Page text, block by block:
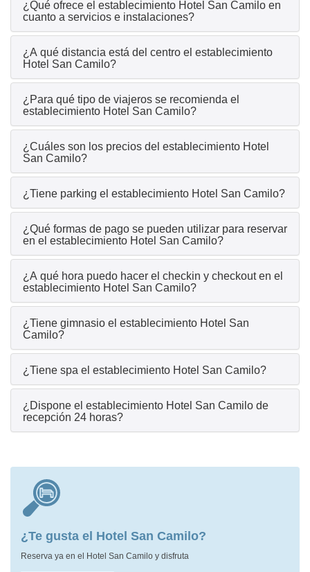
¿Qué ofrece el establecimiento Hotel San Camilo en
cuanto a servicios e instalaciones?
¿A qué distancia está del centro el establecimiento
Hotel San Camilo?
¿Para qué tipo de viajeros se recomienda el
establecimiento Hotel San Camilo?
¿Cuáles son los precios del establecimiento Hotel
San Camilo?
¿Tiene parking el establecimiento Hotel San Camilo?
¿Qué formas de pago se pueden utilizar para reservar
en el establecimiento Hotel San Camilo?
¿A qué hora puedo hacer el checkin y checkout en el
establecimiento Hotel San Camilo?
¿Tiene gimnasio el establecimiento Hotel San
Camilo?
¿Tiene spa el establecimiento Hotel San Camilo?
¿Dispone el establecimiento Hotel San Camilo de
recepción 24 horas?
¿Te gusta el Hotel San Camilo?
Reserva ya en el Hotel San Camilo y disfruta